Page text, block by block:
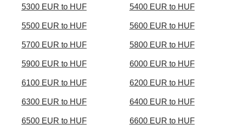
5300 EUR to HUF 5400 EUR to HUF
5500 EUR to HUF 5600 EUR to HUF
5700 EUR to HUF 5800 EUR to HUF
5900 EUR to HUF 6000 EUR to HUF
6100 EUR to HUF 6200 EUR to HUF
6300 EUR to HUF 6400 EUR to HUF
6500 EUR to HUF 6600 EUR to HUF